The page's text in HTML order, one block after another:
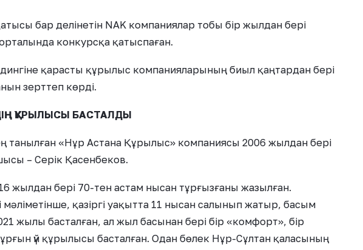
бар делінетін NAK компаниялар тобы бір жылдан бері
конкурсқа қатыспаған.
қарасты құрылыс компанияларының биыл қаңтардан бері
зерттеп көрді.
ҚҰРЫЛЫСЫ БАСТАЛДЫ
танылған «Нұр Астана Құрылыс» компаниясы 2006 жылдан бері
– Серік Қасенбеков.
жылдан бері 70-тен астам нысан тұрғызғаны жазылған.
мәліметінше, қазіргі уақытта 11 нысан салынып жатыр, басым
жылы басталған, ал жыл басынан бері бір «комфорт», бір
үй құрылысы басталған. Одан бөлек Нұр-Сұлтан қаласының